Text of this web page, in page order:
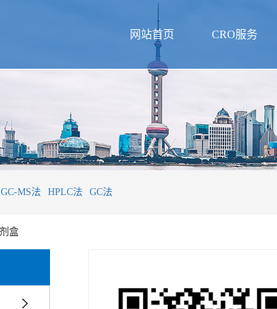
网站首页 CRO服务
GC-MS法 HPLC法 GC法
盒